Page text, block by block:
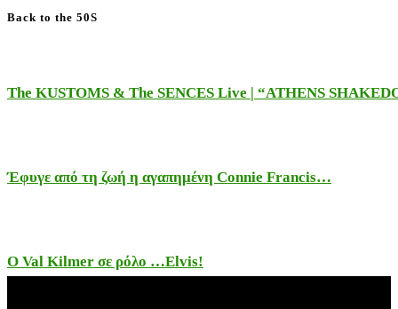
Back to the 50S
The KUSTOMS & The SENCES Live | “ATHENS
Έφυγε από τη ζωή η αγαπημένη Connie Francis…
Ο Val Kilmer σε ρόλο …Elvis!